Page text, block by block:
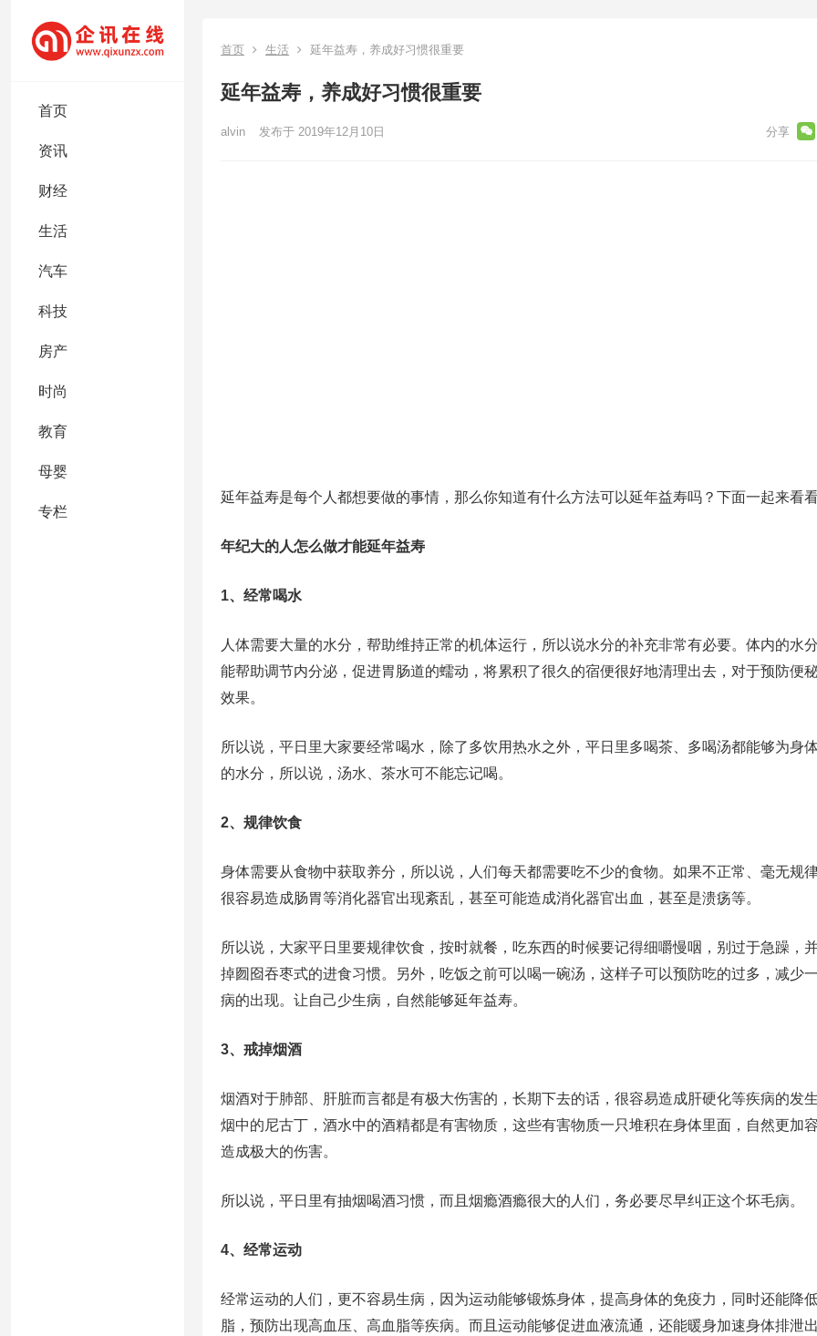
首页
资讯
财经
生活
汽车
科技
房产
时尚
教育
母婴
专栏
首页 生活 延年益寿，养成好习惯很重要
延年益寿，养成好习惯很重要
alvin 发布于 2019年12月10日
延年益寿是每个人都想要做的事情，那么你知道有什么方法可以延年益寿吗？下面一起来看看
年纪大的人怎么做才能延年益寿
1、经常喝水
人体需要大量的水分，帮助维持正常的机体运行，所以说水分的补充非常有必要。体内的水
能帮助调节内分泌，促进胃肠道的蠕动，将累积了很久的宿便很好地清理出去，对于预防便
效果。
所以说，平日里大家要经常喝水，除了多饮用热水之外，平日里多喝茶、多喝汤都能够为身
的水分，所以说，汤水、茶水可不能忘记喝。
2、规律饮食
身体需要从食物中获取养分，所以说，人们每天都需要吃不少的食物。如果不正常、毫无规律
很容易造成肠胃等消化器官出现紊乱，甚至可能造成消化器官出血，甚至是溃疡等。
所以说，大家平日里要规律饮食，按时就餐，吃东西的时候要记得细嚼慢咽，别过于急躁，
掉囫囵吞枣式的进食习惯。另外，吃饭之前可以喝一碗汤，这样子可以预防吃的过多，减少
病的出现。让自己少生病，自然能够延年益寿。
3、戒掉烟酒
烟酒对于肺部、肝脏而言都是有极大伤害的，长期下去的话，很容易造成肝硬化等疾病的发
烟中的尼古丁，酒水中的酒精都是有害物质，这些有害物质一只堆积在身体里面，自然更加
造成极大的伤害。
所以说，平日里有抽烟喝酒习惯，而且烟瘾酒瘾很大的人们，务必要尽早纠正这个坏毛病。
4、经常运动
经常运动的人们，更不容易生病，因为运动能够锻炼身体，提高身体的免疫力，同时还能降
脂，预防出现高血压、高血脂等疾病。而且运动能够促进血液流通，还能暖身加速身体排泄